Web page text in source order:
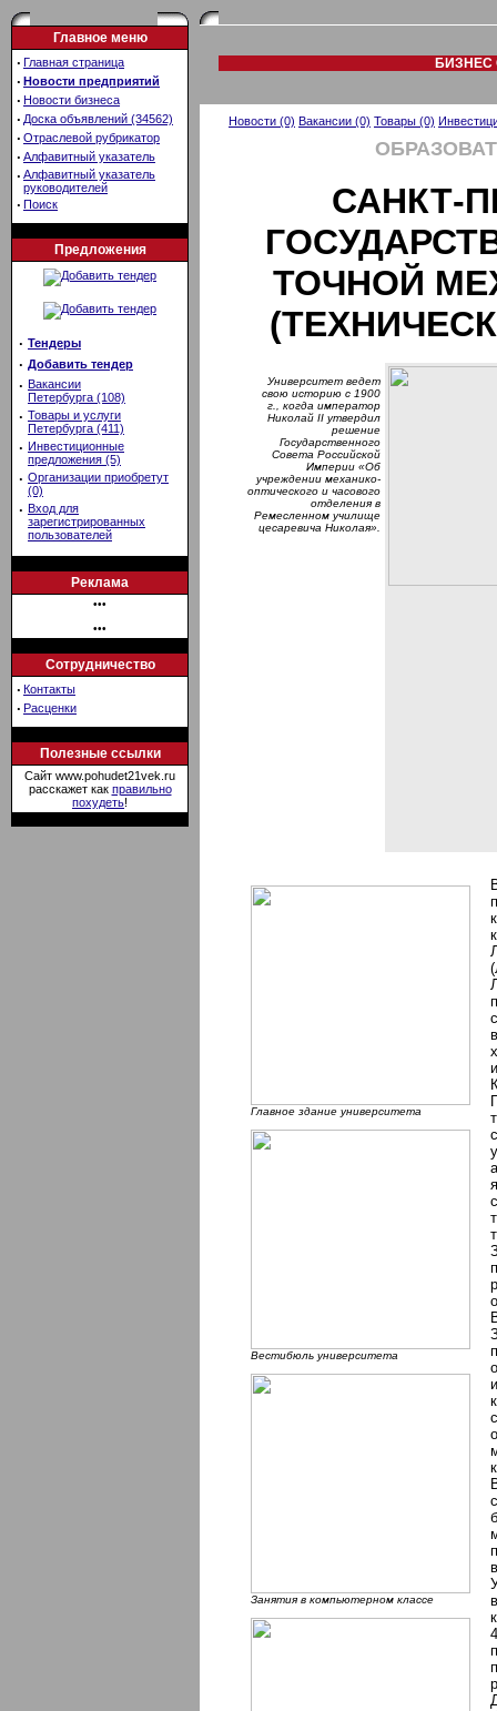
Главное меню
· Главная страница
· Новости предприятий
· Новости бизнеса
· Доска объявлений (34562)
· Отраслевой рубрикатор
· Алфавитный указатель
· Алфавитный указатель
руководителей
· Поиск
Предложения
· Тендеры
· Добавить тендер
· Вакансии
Петербурга (108)
· Товары и услуги
Петербурга (411)
· Инвестиционные
предложения (5)
· Организации приобретут
(0)
· Вход для
зарегистрированных
пользователей
Реклама
•••
•••
Сотрудничество
· Контакты
· Расценки
Полезные ссылки
Сайт www.pohudet21vek.ru
расскажет как правильно
похудеть!
БИЗНЕС
Новости (0) Вакансии (0) Товары (0)
САНКТ-
ТОЧНОЙ
Университет ведет
свою историю с 1900
г., когда император
Николай II утвердил
решение
Государственного
Совета Российской
Империи «Об
учреждении механико-
оптического и часового
отделения в
Ремесленном училище
цесаревича Николая».
Главное здание университета
Вестибюль университета
Занятия в компьютерном классе